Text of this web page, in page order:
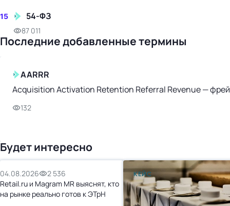
15 54-ФЗ
87 011
Последние добавленные термины
AARRR
Acquisition Activation Retention Referral Revenue —
132
Будет интересно
04.08.2026
2 536
Retail.ru и Magram MR выяснят, кто
на рынке реально готов к ЭТрН
КЕЙС